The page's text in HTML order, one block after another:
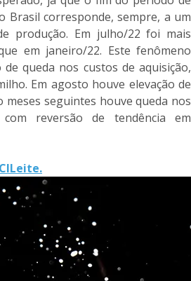
Brasil corresponde, sempre, a um
produção. Em julho/22 foi mais
em janeiro/22. Este fenômeno
queda nos custos de aquisição,
Em agosto houve elevação de
meses seguintes houve queda nos
reversão de tendência em
CILeite.